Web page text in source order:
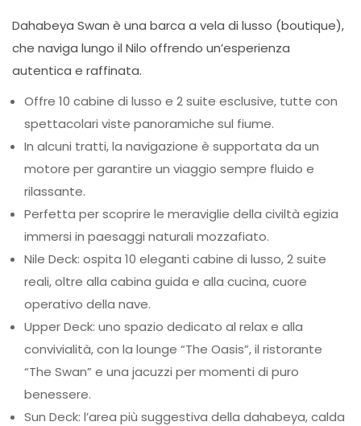
Dahabeya Swan è una barca a vela di lusso (boutique),
che naviga lungo il Nilo offrendo un’esperienza
autentica e raffinata.
Offre 10 cabine di lusso e 2 suite esclusive, tutte con
spettacolari viste panoramiche sul fiume.
In alcuni tratti, la navigazione è supportata da un
motore per garantire un viaggio sempre fluido e
rilassante.
Perfetta per scoprire le meraviglie della civiltà egizia
immersi in paesaggi naturali mozzafiato.
Nile Deck: ospita 10 eleganti cabine di lusso, 2 suite
reali, oltre alla cabina guida e alla cucina, cuore
operativo della nave.
Upper Deck: uno spazio dedicato al relax e alla
convivialità, con la lounge “The Oasis”, il ristorante
“The Swan” e una jacuzzi per momenti di puro
benessere.
Sun Deck: l’area più suggestiva della dahabeya, calda